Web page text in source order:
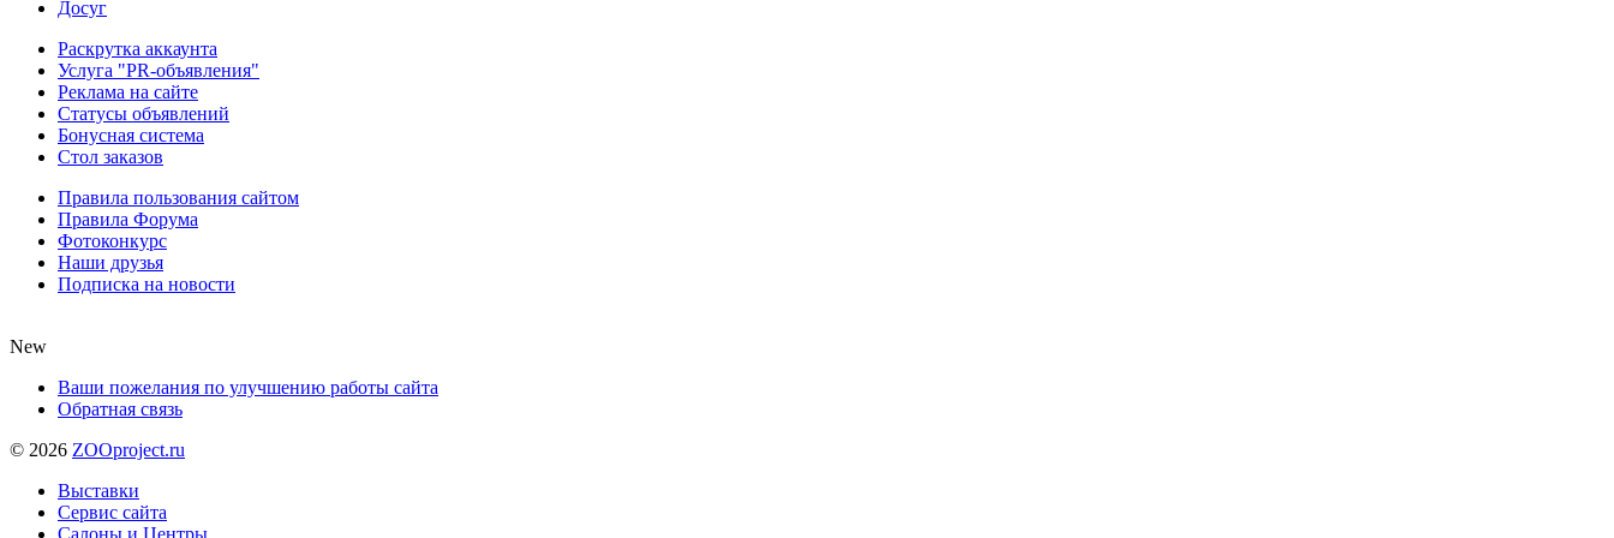
Досуг
Раскрутка аккаунта
Услуга "PR-объявления"
Реклама на сайте
Статусы объявлений
Бонусная система
Стол заказов
Правила пользования сайтом
Правила Форума
Фотоконкурс
Наши друзья
Подписка на новости
New
Ваши пожелания по улучшению работы сайта
Обратная связь
© 2026 ZOOproject.ru
Выставки
Сервис сайта
Салоны и Центры